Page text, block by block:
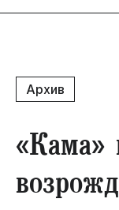
Архив
«Кама»